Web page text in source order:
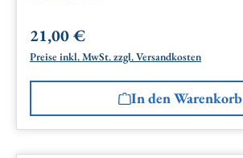
Regulärer Preis:
21,00 €
Preise inkl. MwSt. zzgl. Versandkosten
In den Warenkorb